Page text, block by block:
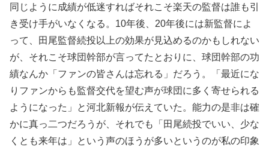
同じように成績が低迷すればそれこそ楽天の監督は誰も引
き受け手がいなくなる。10年後、20年後には新監督によ
って、田尾監督続投以上の効果が見込めるのかもしれない
が、それこそ球団幹部が言ってたとおりに、球団幹部の功
績なんか「ファンの皆さんは忘れる」だろう。「最近にな
りファンからも監督交代を望む声が球団に多く寄せられる
ようになった」と河北新報が伝えていた。能力の是非は確
かに真っ二つだろうが、それでも「田尾続投でいい、少な
くとも来年は」という声のほうが多いというのが私の印象